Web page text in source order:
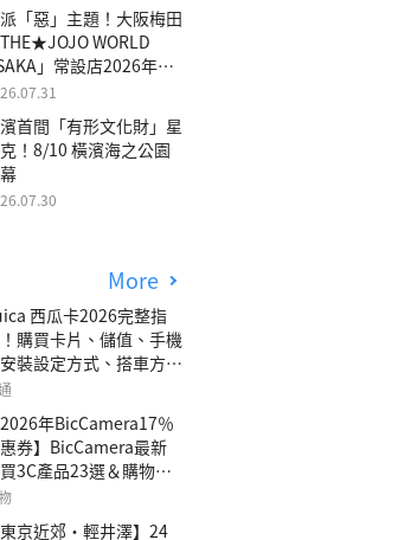
「惡」主題！大阪梅田
THE★JOJO WORLD
」常設店2026年冬
幕
首間「有形文化財」星
！8/10 橫濱海之公園
More
西瓜卡2026完整指
購買卡片、儲值、手機
裝設定方式、搭車方
常見問題解答！
2026年BicCamera17％
券】BicCamera最新
3C產品23選＆購物攻
東京近郊・輕井澤】24